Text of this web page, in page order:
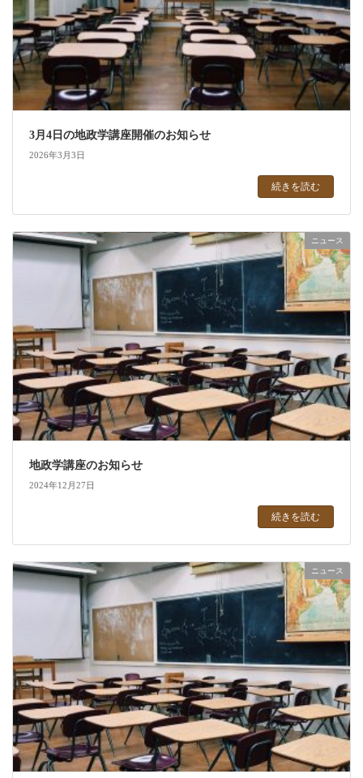
3月4日の地政学講座開催のお知らせ
2026年3月3日
続きを読む
ニュース
地政学講座のお知らせ
2024年12月27日
続きを読む
ニュース